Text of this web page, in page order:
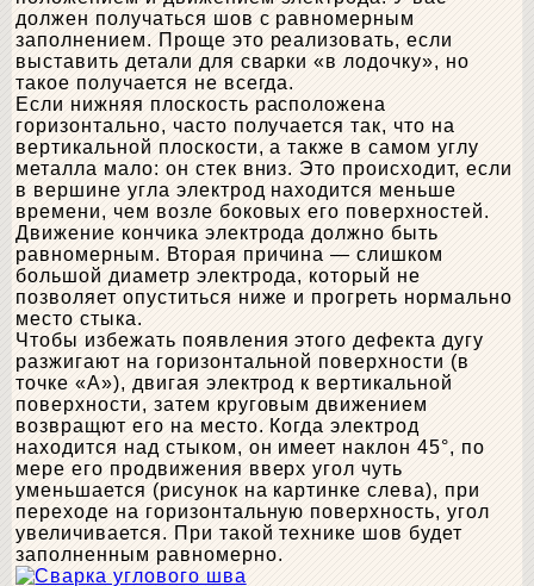
должен получаться шов с равномерным
заполнением. Проще это реализовать, если
выставить детали для сварки «в лодочку», но
такое получается не всегда.
Если нижняя плоскость расположена
горизонтально, часто получается так, что на
вертикальной плоскости, а также в самом углу
металла мало: он стек вниз. Это происходит, если
в вершине угла электрод находится меньше
времени, чем возле боковых его поверхностей.
Движение кончика электрода должно быть
равномерным. Вторая причина — слишком
большой диаметр электрода, который не
позволяет опуститься ниже и прогреть нормально
место стыка.
Чтобы избежать появления этого дефекта дугу
разжигают на горизонтальной поверхности (в
точке «А»), двигая электрод к вертикальной
поверхности, затем круговым движением
возвращют его на место. Когда электрод
находится над стыком, он имеет наклон 45°, по
мере его продвижения вверх угол чуть
уменьшается (рисунок на картинке слева), при
переходе на горизонтальную поверхность, угол
увеличивается. При такой технике шов будет
заполненным равномерно.